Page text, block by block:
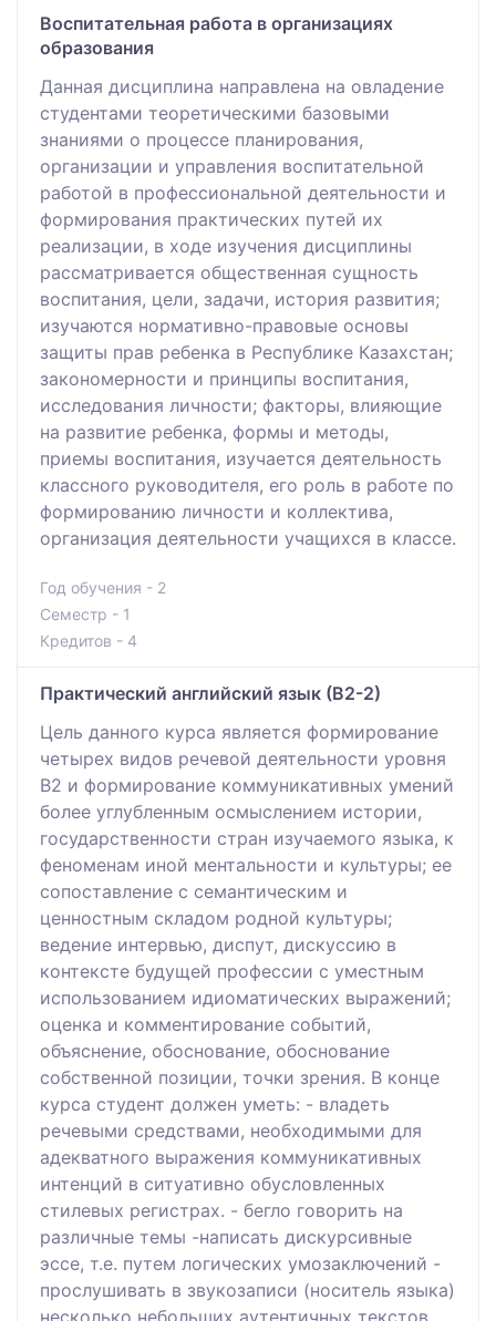
Воспитательная работа в организациях
образования
Данная дисциплина направлена на овладение
студентами теоретическими базовыми
знаниями о процессе планирования,
организации и управления воспитательной
работой в профессиональной деятельности и
формирования практических путей их
реализации, в ходе изучения дисциплины
рассматривается общественная сущность
воспитания, цели, задачи, история развития;
изучаются нормативно-правовые основы
защиты прав ребенка в Республике Казахстан;
закономерности и принципы воспитания,
исследования личности; факторы, влияющие
на развитие ребенка, формы и методы,
приемы воспитания, изучается деятельность
классного руководителя, его роль в работе по
формированию личности и коллектива,
организация деятельности учащихся в классе.
Год обучения - 2
Семестр - 1
Кредитов - 4
Практический английский язык (В2-2)
Цель данного курса является формирование
четырех видов речевой деятельности уровня
В2 и формирование коммуникативных умений
более углубленным осмыслением истории,
государственности стран изучаемого языка, к
феноменам иной ментальности и культуры; ее
сопоставление с семантическим и
ценностным складом родной культуры;
ведение интервью, диспут, дискуссию в
контексте будущей профессии с уместным
использованием идиоматических выражений;
оценка и комментирование событий,
объяснение, обоснование, обоснование
собственной позиции, точки зрения. В конце
курса студент должен уметь: - владеть
речевыми средствами, необходимыми для
адекватного выражения коммуникативных
интенций в ситуативно обусловленных
стилевых регистрах. - бегло говорить на
различные темы -написать дискурсивные
эссе, т.е. путем логических умозаключений -
прослушивать в звукозаписи (носитель языка)
несколько небольших аутентичных текстов,